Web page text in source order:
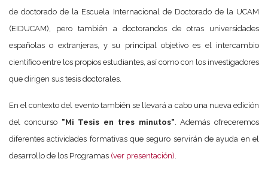
de doctorado de la Escuela Internacional de Doctorado de la UCAM
(EIDUCAM), pero también a doctorandos de otras universidades
españolas o extranjeras, y su principal objetivo es el intercambio
científico entre los propios estudiantes, así como con los investigadores
que dirigen sus tesis doctorales.
En el contexto del evento también se llevará a cabo una nueva edición
del concurso "Mi Tesis en tres minutos". Además ofreceremos
diferentes actividades formativas que seguro servirán de ayuda en el
desarrollo de los Programas (ver presentación).